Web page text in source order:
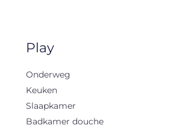
Play
Onderweg
Keuken
Slaapkamer
Badkamer douche